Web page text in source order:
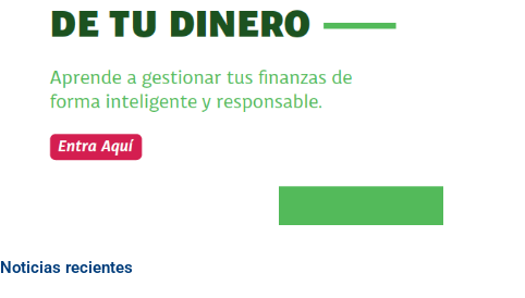
Noticias recientes